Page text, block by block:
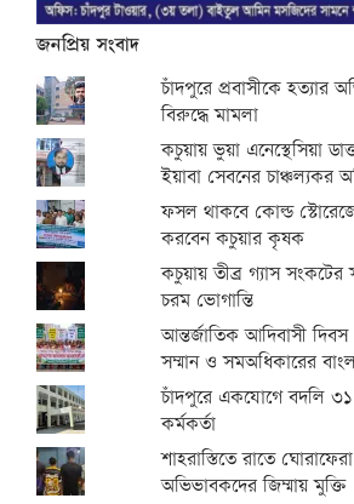
জনপ্রিয় সংবাদ
চাঁদপুরে প্রবাসীকে
বিরুদ্ধে মামলা
কচুয়ায় ভুয়া এনেস্থেসিয়া
ইয়াবা সেবনের চাঞ্চল্যকর
ফসল থাকবে কোল্ড
করবেন কচুয়ার কৃষক
কচুয়ায় তীব্র গ্যাস সংকটের
চরম ভোগান্তি
আন্তর্জাতিক আদিবাসী
সম্মান ও সমঅধিকারের
চাঁদপুরে একযোগে বদলি
কর্মকর্তা
শাহরাস্তিতে রাতে
অভিভাবকদের জিম্মায় মুক্তি